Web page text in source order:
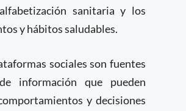
sanitaria y los
y hábitos saludables.
sociales son fuentes
información que pueden
y decisiones